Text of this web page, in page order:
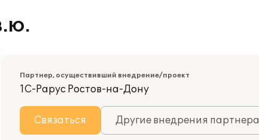
Партнер, осуществивший внедрение/проект
1С-Рарус Ростов-на-Дону
Связаться Другие внедрения партнера